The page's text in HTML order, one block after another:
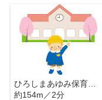
ひろしまあゆみ保育園Ｐ．Ｓ．Ｐ
約154m／2分